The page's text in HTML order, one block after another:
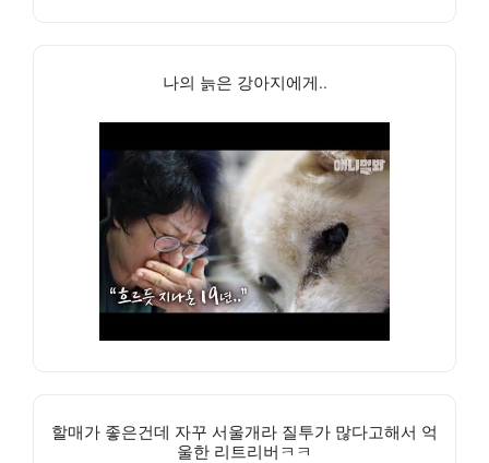
나의 늙은 강아지에게..
할매가 좋은건데 자꾸 서울개라 질투가 많다고해서 억
울한 리트리버ㅋㅋ